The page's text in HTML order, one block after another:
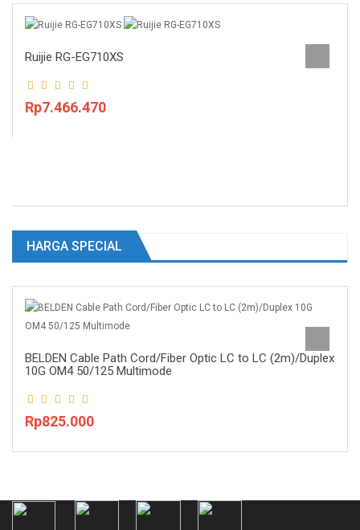
Ruijie RG-EG710XS
Rp7.466.470
HARGA SPECIAL
BELDEN Cable Path Cord/Fiber Optic LC to LC (2m)/Duplex
10G OM4 50/125 Multimode
Rp825.000